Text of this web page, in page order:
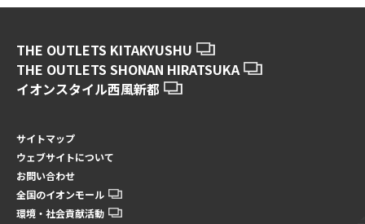
THE OUTLETS KITAKYUSHU
THE OUTLETS SHONAN HIRATSUKA
イオンスタイル西風新都
サイトマップ
ウェブサイトについて
お問い合わせ
全国のイオンモール
環境・社会貢献活動